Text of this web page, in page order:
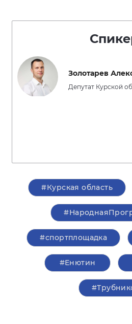
Золотарев
Депутат Курской
#Курская область
#спортплощадка
#Енютин